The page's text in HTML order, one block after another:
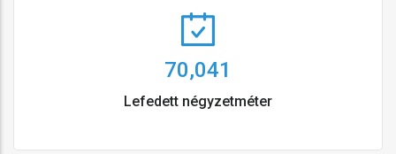
124,267
Lefedett négyzetméter